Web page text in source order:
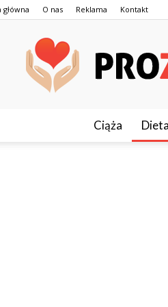
główna O nas Reklama Kontakt
Ciąża Dieta